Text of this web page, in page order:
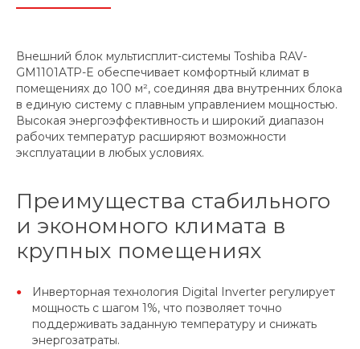
Внешний блок мультисплит-системы Toshiba RAV-
GM1101ATP-E обеспечивает комфортный климат в
помещениях до 100 м², соединяя два внутренних блока
в единую систему с плавным управлением мощностью.
Высокая энергоэффективность и широкий диапазон
рабочих температур расширяют возможности
эксплуатации в любых условиях.
Преимущества стабильного
и экономного климата в
крупных помещениях
Инверторная технология Digital Inverter регулирует
мощность с шагом 1%, что позволяет точно
поддерживать заданную температуру и снижать
энергозатраты.